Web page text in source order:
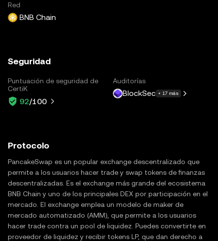
Red
BNB Chain
Seguridad
Puntuación de seguridad de
CertiK
92/100
Auditorías
BlockSec + 17 más
Protocolo
PancakeSwap es un popular exchange descentralizado que
permite a los usuarios hacer trade y swap tokens de finanzas
descentralizadas. Es el exchange más grande del ecosistema
BNB Chain y uno de los principales DEX por participación en el
mercado. El exchange emplea un modelo de maker de
mercado automatizado (AMM), que permite a los usuarios
hacer trade contra un pool de liquidez. Puedes convertirte en
proveedor de liquidez y recibir tokens LP, que dan derecho a